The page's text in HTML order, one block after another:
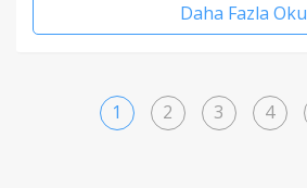
Daha Fazla Oku
1 2 3 4